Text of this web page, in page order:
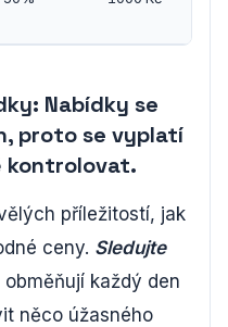
Nabídky se
proto se vyplatí
kontrolovat.
příležitostí, jak
ceny. Sledujte
každý den
něco úžasného